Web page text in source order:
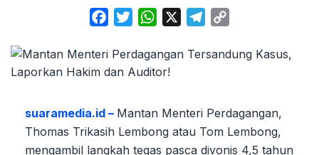
FacebookTwitterWhatsApp Telegram
suaramedia.id – Mantan Menteri Perdagangan,
Thomas Trikasih Lembong atau Tom Lembong,
mengambil langkah tegas pasca divonis 4,5 tahun